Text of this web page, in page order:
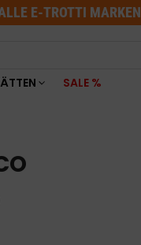
E-TROTTI MARKEN
SALE %